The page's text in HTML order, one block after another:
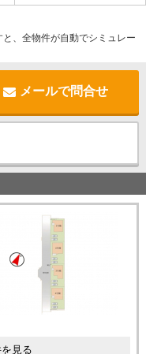
、全物件が自動でシミュレー
メールで問合せ
見る